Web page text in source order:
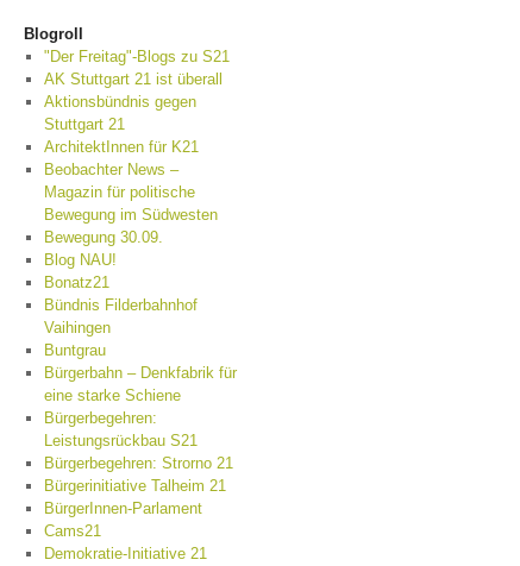
Blogroll
"Der Freitag"-Blogs zu S21
AK Stuttgart 21 ist überall
Aktionsbündnis gegen
Stuttgart 21
ArchitektInnen für K21
Beobachter News –
Magazin für politische
Bewegung im Südwesten
Bewegung 30.09.
Blog NAU!
Bonatz21
Bündnis Filderbahnhof
Vaihingen
Buntgrau
Bürgerbahn – Denkfabrik für
eine starke Schiene
Bürgerbegehren:
Leistungsrückbau S21
Bürgerbegehren: Strorno 21
Bürgerinitiative Talheim 21
BürgerInnen-Parlament
Cams21
Demokratie-Initiative 21